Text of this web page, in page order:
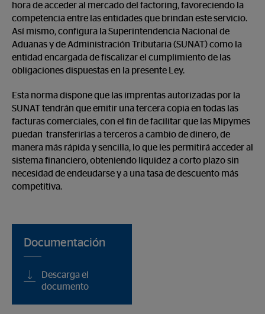
hora de acceder al mercado del factoring, favoreciendo la
competencia entre las entidades que brindan este servicio.
Así mismo, configura la Superintendencia Nacional de
Aduanas y de Administración Tributaria (SUNAT) como la
entidad encargada de fiscalizar el cumplimiento de las
obligaciones dispuestas en la presente Ley.
Esta norma dispone que las imprentas autorizadas por la
SUNAT tendrán que emitir una tercera copia en todas las
facturas comerciales, con el fin de facilitar que las Mipymes
puedan transferirlas a terceros a cambio de dinero, de
manera más rápida y sencilla, lo que les permitirá acceder al
sistema financiero, obteniendo liquidez a corto plazo sin
necesidad de endeudarse y a una tasa de descuento más
competitiva.
Documentación
Descarga el
documento